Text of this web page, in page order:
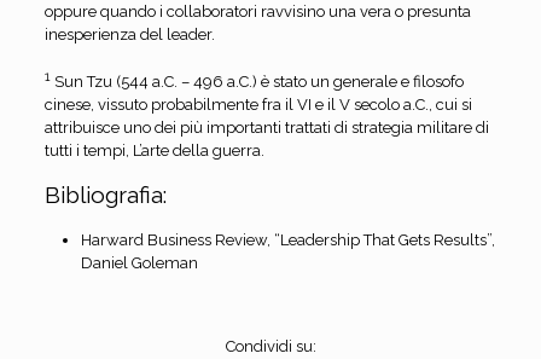
oppure quando i collaboratori ravvisino una vera o presunta
inesperienza del leader.
1Sun Tzu (544 a.C. – 496 a.C.) è stato un generale e filosofo
cinese, vissuto probabilmente fra il VI e il V secolo a.C., cui si
attribuisce uno dei più importanti trattati di strategia militare di
tutti i tempi, L’arte della guerra.
Bibliografia:
Harward Business Review, “Leadership That Gets Results”,
Daniel Goleman
Condividi su: